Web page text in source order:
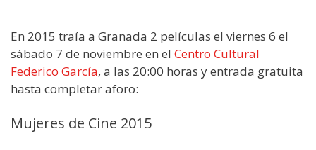
En 2015 traía a Granada 2 películas el viernes 6 el
sábado 7 de noviembre en el Centro Cultural
Federico García, a las 20:00 horas y entrada gratuita
hasta completar aforo:
Mujeres de Cine 2015